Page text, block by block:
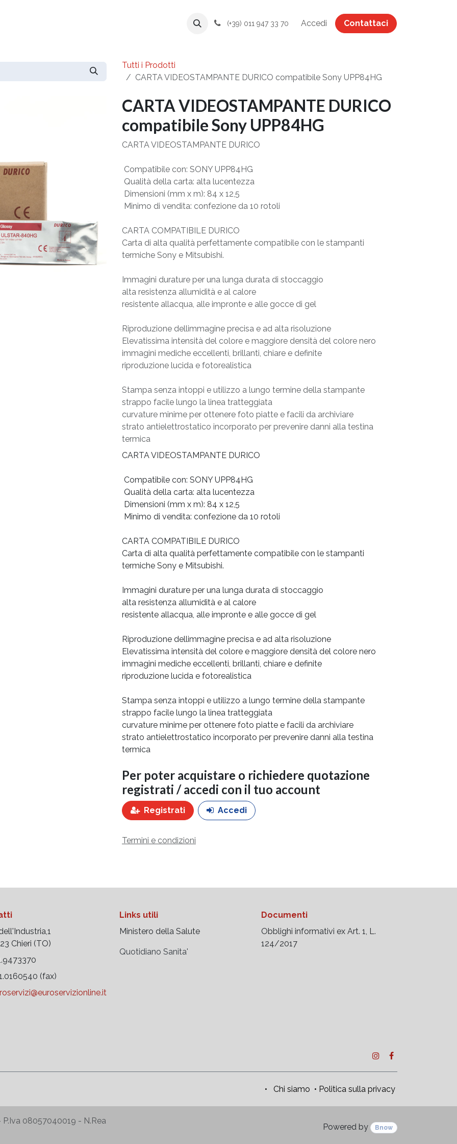
(+39) 011 947 33 70 Accedi Contattaci
Tutti i Prodotti
CARTA VIDEOSTAMPANTE DURICO compatibile Sony UPP84HG
CARTA VIDEOSTAMPANTE DURICO
compatibile Sony UPP84HG
CARTA VIDEOSTAMPANTE DURICO
 Compatibile con: SONY UPP84HG
 Qualità della carta: alta lucentezza
 Dimensioni (mm x m): 84 x 12,5
 Minimo di vendita: confezione da 10 rotoli
CARTA COMPATIBILE DURICO
Carta di alta qualità perfettamente compatibile con le stampanti
termiche Sony e Mitsubishi.
Immagini durature per una lunga durata di stoccaggio
alta resistenza allumidità e al calore
resistente allacqua, alle impronte e alle gocce di gel
Riproduzione dellimmagine precisa e ad alta risoluzione
Elevatissima intensità del colore e maggiore densità del colore nero
immagini mediche eccellenti, brillanti, chiare e definite
riproduzione lucida e fotorealistica
Stampa senza intoppi e utilizzo a lungo termine della stampante
strappo facile lungo la linea tratteggiata
curvature minime per ottenere foto piatte e facili da archiviare
strato antielettrostatico incorporato per prevenire danni alla testina
termica
CARTA VIDEOSTAMPANTE DURICO
 Compatibile con: SONY UPP84HG
 Qualità della carta: alta lucentezza
 Dimensioni (mm x m): 84 x 12,5
 Minimo di vendita: confezione da 10 rotoli
CARTA COMPATIBILE DURICO
Carta di alta qualità perfettamente compatibile con le stampanti
termiche Sony e Mitsubishi.
Immagini durature per una lunga durata di stoccaggio
alta resistenza allumidità e al calore
resistente allacqua, alle impronte e alle gocce di gel
Riproduzione dellimmagine precisa e ad alta risoluzione
Elevatissima intensità del colore e maggiore densità del colore nero
immagini mediche eccellenti, brillanti, chiare e definite
riproduzione lucida e fotorealistica
Stampa senza intoppi e utilizzo a lungo termine della stampante
strappo facile lungo la linea tratteggiata
curvature minime per ottenere foto piatte e facili da archiviare
strato antielettrostatico incorporato per prevenire danni alla testina
termica
Per poter acquistare o richiedere quotazione
registrati / accedi con il tuo account
Registrati Accedi
Termini e condizioni
Chieri (TO)
(fax)
Links utili
Ministero della Salute
Quotidiano Sanita'
Documenti
Obblighi informativi ex Art. 1, L.
124/2017
• Chi siamo • Politica sulla privacy
08057040019 - N.Rea
Powered by Bnow